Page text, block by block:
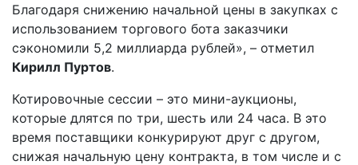
Благодаря снижению начальной цены в закупках с
использованием торгового бота заказчики
сэкономили 5,2 миллиарда рублей», – отметил
Кирилл Пуртов.
Котировочные сессии – это мини-аукционы,
которые длятся по три, шесть или 24 часа. В это
время поставщики конкурируют друг с другом,
снижая начальную цену контракта, в том числе и с